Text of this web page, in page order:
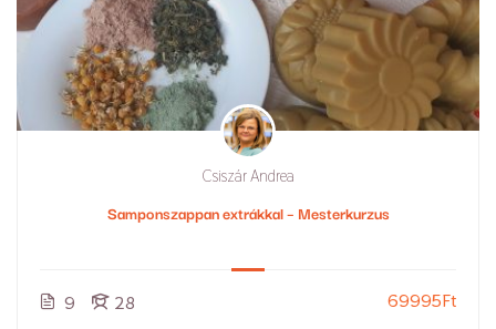
Csiszár Andrea
Samponszappan extrákkal – Mesterkurzus
9 28 69995Ft